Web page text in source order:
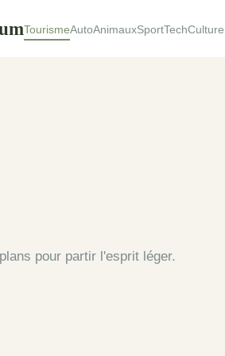
TourismeAutoAnimauxSportTechCulture
pour partir l'esprit léger.